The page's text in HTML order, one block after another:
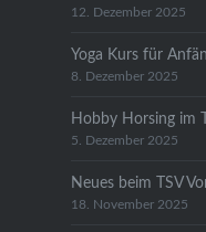
12. Dezember 2025
Yoga Kurs für
8. Dezember 2025
Hobby Horsing im
5. Dezember 2025
Neues beim TSV
18. November 2025